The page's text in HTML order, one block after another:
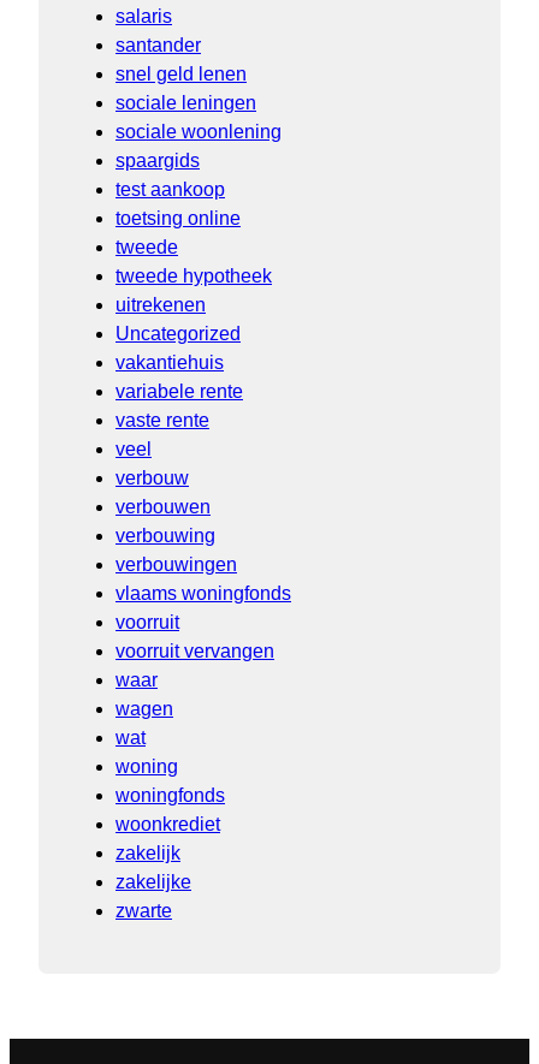
salaris
santander
snel geld lenen
sociale leningen
sociale woonlening
spaargids
test aankoop
toetsing online
tweede
tweede hypotheek
uitrekenen
Uncategorized
vakantiehuis
variabele rente
vaste rente
veel
verbouw
verbouwen
verbouwing
verbouwingen
vlaams woningfonds
voorruit
voorruit vervangen
waar
wagen
wat
woning
woningfonds
woonkrediet
zakelijk
zakelijke
zwarte